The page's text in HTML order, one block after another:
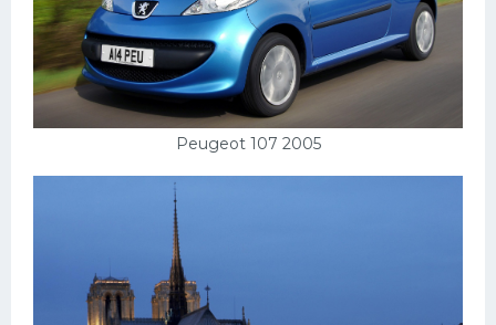
Peugeot 107 2005